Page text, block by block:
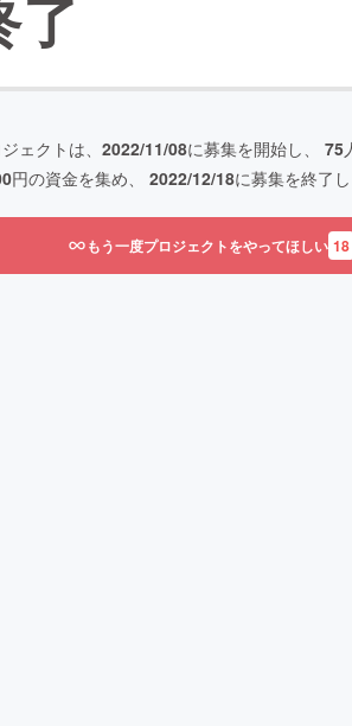
了
ェクトは、 2022/11/08に募集を開始し、 75
円の資金を集め、 2022/12/18に募集を終了
もう一度プロジェクトをやってほしい 18